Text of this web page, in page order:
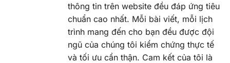
thông tin trên website đều đáp ứng tiêu
chuẩn cao nhất. Mỗi bài viết, mỗi lịch
trình mang đến cho bạn đều được đội
ngũ của chúng tôi kiểm chứng thực tế
và tối ưu cẩn thận. Cam kết của tôi là